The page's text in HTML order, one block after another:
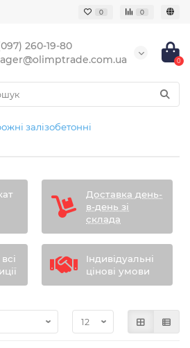
0 0
260-19-80
0
залізобетонні
Доставка день-
в-день зі
склада
Індивідуальні
цінові умови